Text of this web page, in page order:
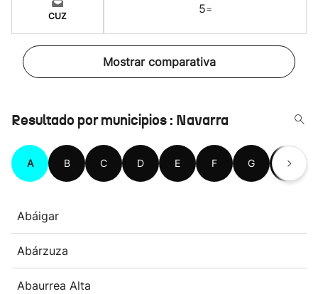
CUZ
5=
Mostrar comparativa
Resultado por municipios : Navarra
A B C D E F G H
Abáigar
Abárzuza
Abaurrea Alta